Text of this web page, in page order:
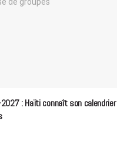
: Haïti connaît son calendrier